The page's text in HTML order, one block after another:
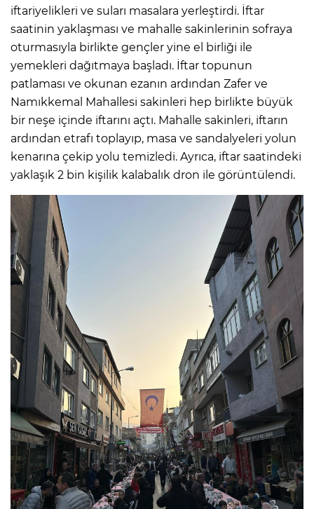
iftariyelikleri ve suları masalara yerleştirdi. İftar
saatinin yaklaşması ve mahalle sakinlerinin sofraya
oturmasıyla birlikte gençler yine el birliği ile
yemekleri dağıtmaya başladı. İftar topunun
patlaması ve okunan ezanın ardından Zafer ve
Namıkkemal Mahallesi sakinleri hep birlikte büyük
bir neşe içinde iftarını açtı. Mahalle sakinleri, iftarın
ardından etrafı toplayıp, masa ve sandalyeleri yolun
kenarına çekip yolu temizledi. Ayrıca, iftar saatindeki
yaklaşık 2 bin kişilik kalabalık dron ile görüntülendi.